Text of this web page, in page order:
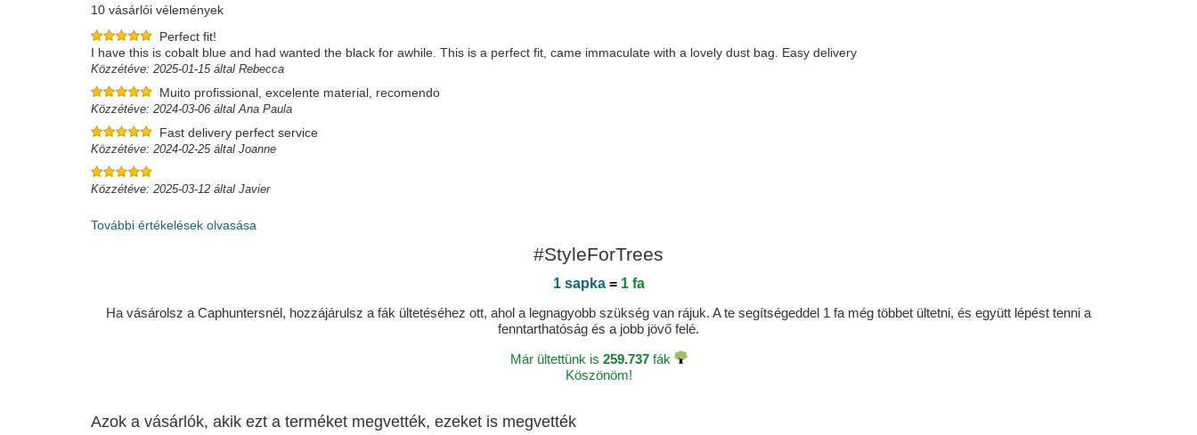
10 vásárlói vélemények
Perfect fit!
I have this is cobalt blue and had wanted the black for awhile. This is a perfect fit, came immaculate with a lovely dust bag. Easy delivery
Közzétéve: 2025-01-15 által Rebecca
Muito profissional, excelente material, recomendo
Közzétéve: 2024-03-06 által Ana Paula
Fast delivery perfect service
Közzétéve: 2024-02-25 által Joanne
Közzétéve: 2025-03-12 által Javier
További értékelések olvasása
#StyleForTrees
1 sapka= 1 fa
Ha vásárolsz a Caphuntersnél, hozzájárulsz a fák ültetéséhez ott, ahol a legnagyobb szükség van rájuk. A te segítségeddel 1 fa még többet ültetni, és együtt lépést tenni a
fenntarthatóság és a jobb jövő felé.
Már ültettünk is 259.737fák
Köszönöm!
Azok a vásárlók, akik ezt a terméket megvették, ezeket is megvették